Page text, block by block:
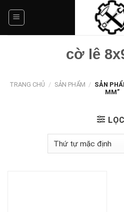
cờ lê
TRANG CHỦ / SẢN PHẨM / SẢN
MM”
LỌC